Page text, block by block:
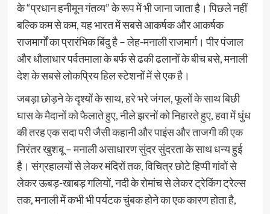
के “प्रधान हनीमून गंतव्य” के रूप में भी जाना जाता है। पिछले नहीं
बल्कि कम से कम, यह भारत में सबसे आकर्षक और आकर्षक
राजमार्गों का प्रारंभिक बिंदु है – लेह-मनाली राजमार्ग। पीर पंजाल
और धौलाधार पर्वतमाला के बर्फ से ढकी ढलानों के बीच बसे, मनाली
देश के सबसे लोकप्रिय हिल स्टेशनों में से एक है।
जबड़ा छोड़ने के दृश्यों के साथ, हरे भरे जंगल, फूलों के साथ बिछी
घास के मैदानों को फैलाते हुए, नीले झरनों को निहारते हुए, हवा में धुंध
की तरह एक सदा परी जैसी कहानी और पाइंस और ताजगी की एक
निरंतर खुशबू – मनाली असाधारण सुंदर सुंदरता के साथ धन्य हुई
है। संग्रहालयों से लेकर मंदिरों तक, विचित्र छोटे हिप्पी गांवों से
लेकर ऊबड़-खाबड़ गलियों, नदी के रोमांच से लेकर ट्रेकिंग ट्रेल्स
तक, मनाली में कभी भी पर्यटक चुंबक होने का एक कारण होता है,